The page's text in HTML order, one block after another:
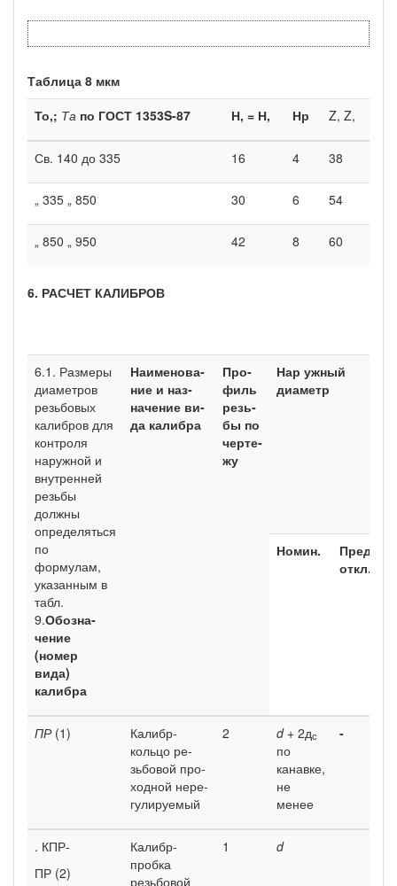
Таблица 8 мкм
То,; Та по ГОСТ 1353S-87 Н, = Н, Нр Z, Z,
Св. 140 до 335 16 4 38
„ 335 „ 850 30 6 54
„ 850 „ 950 42 8 60
6. РАСЧЕТ КАЛИБРОВ
6.1. Размеры
диаметров
резьбовых
калибров для
контроля
наружной и
внутренней
резьбы
должны
определяться
по
формулам,
указанным в
табл.
9.Обозна­
чение
(номер
вида)
калибра
Наименова­
ние и наз­
начение ви­
да калибра
Про­
филь
резь­
бы по
черте­
жу
Нар ужный
диаметр
Номин.
Пред,
откл.
ПР(1)
Калибр-
кольцо ре­
зьбовой про­
ходной нере­
гулируемый
2 d+ 2дс
по
канавке,
не
менее
-
. КПР-
ПР (2)
Калибр-
проб­ка
резьбовой
1 d